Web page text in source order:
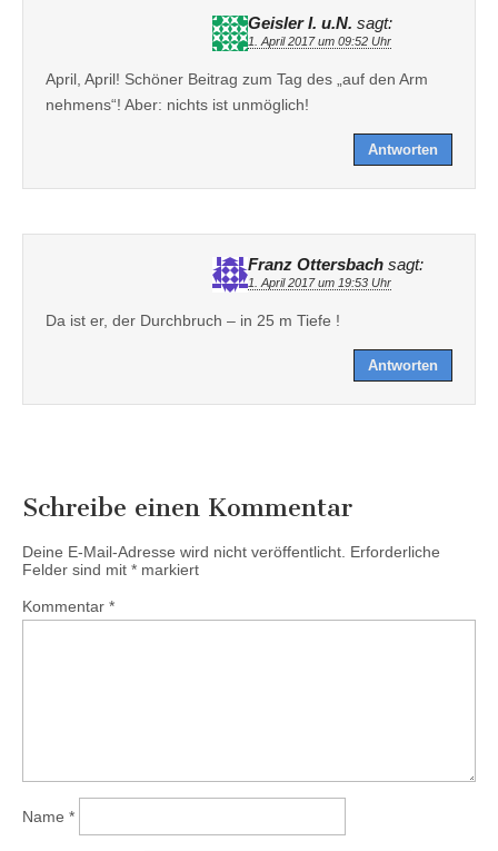
Geisler I. u.N. sagt:
1. April 2017 um 09:52 Uhr
April, April! Schöner Beitrag zum Tag des „auf den Arm
nehmens“! Aber: nichts ist unmöglich!
Antworten
Franz Ottersbach sagt:
1. April 2017 um 19:53 Uhr
Da ist er, der Durchbruch – in 25 m Tiefe !
Antworten
Schreibe einen Kommentar
Deine E-Mail-Adresse wird nicht veröffentlicht. Erforderliche
Felder sind mit * markiert
Kommentar *
Name *